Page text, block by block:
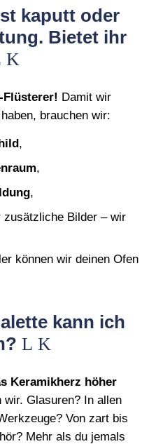
kaputt oder
Bietet ihr
Damit wir
brauchen wir:
,
,
,
zusätzliche Bilder – wir
können wir deinen Ofen
kann ich
Keramikherz höher
wir. Glasuren? In allen
Von zart bis
Mehr als du jemals